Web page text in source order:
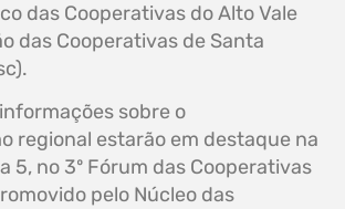
das Cooperativas do Alto Vale
das Cooperativas de Santa
sobre o
regional estarão em destaque na
5, no 3º Fórum das Cooperativas
pelo Núcleo das